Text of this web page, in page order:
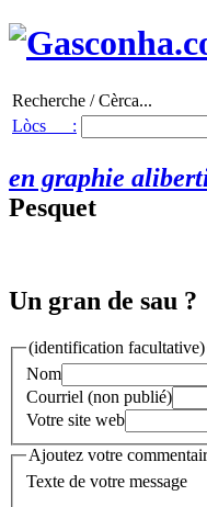
Recherche / Cèrca...
Lòcs :
en graphie
Pesquet
Un gran de sau ?
(identification facultative)
Nom
Courriel (non publié)
Votre site web
Ajoutez votre
Texte de votre message